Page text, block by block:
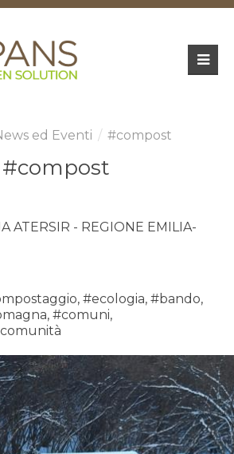
ed Eventi #compost
#compost
ATERSIR - REGIONE EMILIA-
,#ecologia,#bando,
, #comuni,